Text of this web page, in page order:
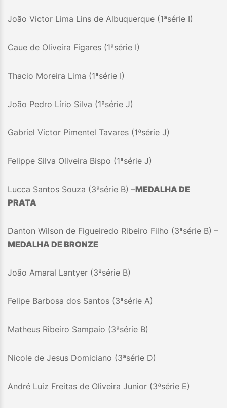
João Victor Lima Lins de Albuquerque (1ªsérie I)
Caue de Oliveira Figares (1ªsérie I)
Thacio Moreira Lima (1ªsérie I)
João Pedro Lírio Silva (1ªsérie J)
Gabriel Victor Pimentel Tavares (1ªsérie J)
Felippe Silva Oliveira Bispo (1ªsérie J)
Lucca Santos Souza (3ªsérie B) –MEDALHA DE
PRATA
Danton Wilson de Figueiredo Ribeiro Filho (3ªsérie B) –
MEDALHA DE BRONZE
João Amaral Lantyer (3ªsérie B)
Felipe Barbosa dos Santos (3ªsérie A)
Matheus Ribeiro Sampaio (3ªsérie B)
Nicole de Jesus Domiciano (3ªsérie D)
André Luiz Freitas de Oliveira Junior (3ªsérie E)